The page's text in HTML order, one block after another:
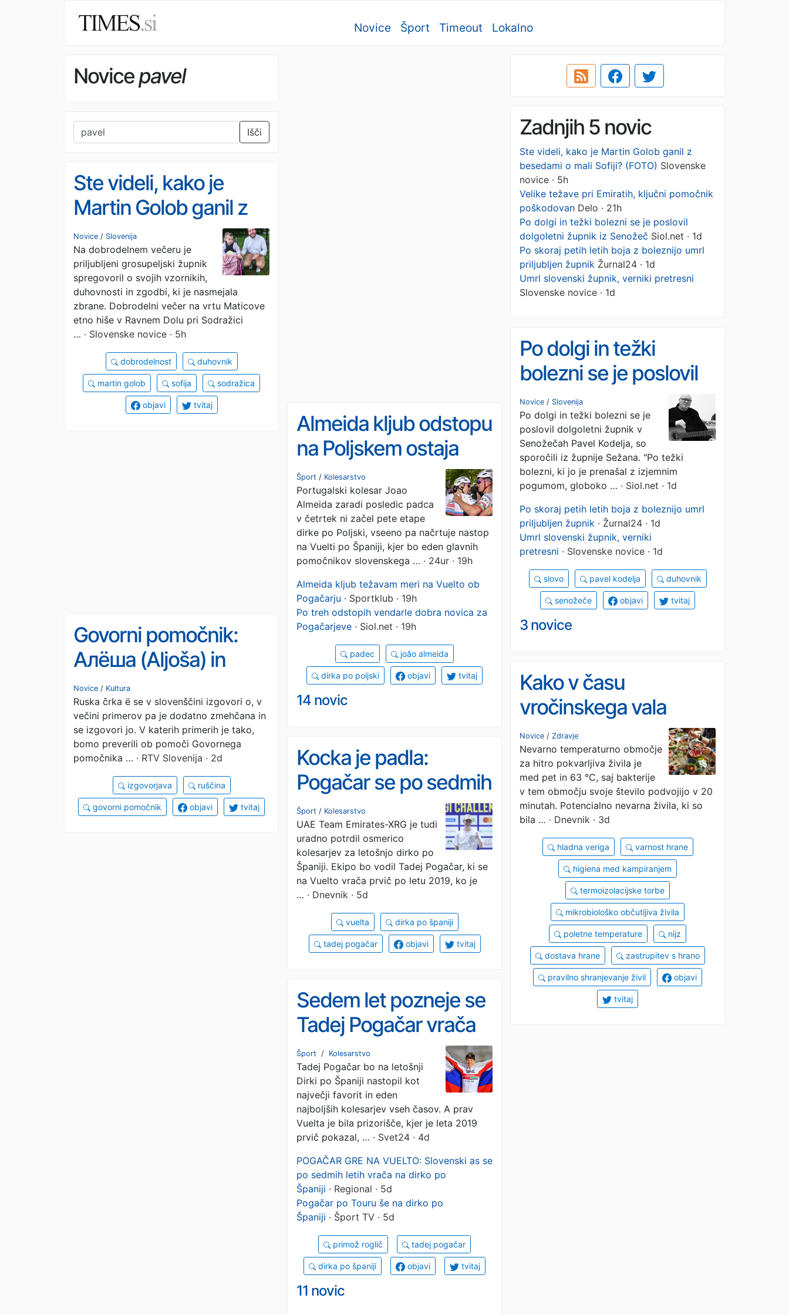
Novice Šport Timeout Lokalno
Novicepavel
Išči Zadnjih 5 novic
Ste videli, kako je Martin Golob ganil z
besedami o mali Sofiji? (FOTO) Slovenske
novice · 5h
Velike težave pri Emiratih, ključni pomočnik
poškodovan Delo · 21h
Po dolgi in težki bolezni se je poslovil
dolgoletni župnik iz Senožeč Siol.net · 1d
Po skoraj petih letih boja z boleznijo umrl
priljubljen župnik Žurnal24 · 1d
Umrl slovenski župnik, verniki pretresni
Slovenske novice · 1d
Ste videli, kako je
Martin Golob ganil z
besedami o mali
Sofiji? (FOTO)
Novice / Slovenija
Na dobrodelnem večeru je
priljubljeni grosupeljski župnik
spregovoril o svojih vzornikih,
duhovnosti in zgodbi, ki je nasmejala
zbrane. Dobrodelni večer na vrtu Maticove
etno hiše v Ravnem Dolu pri Sodražici
… · Slovenske novice · 5h
dobrodelnost duhovnik
martin golob sofija sodražica
objavi tvitaj
Po dolgi in težki
bolezni se je poslovil
dolgoletni župnik iz
Senožeč
Novice / Slovenija
Po dolgi in težki bolezni se je
poslovil dolgoletni župnik v
Senožečah Pavel Kodelja, so
sporočili iz župnije Sežana. "Po težki
bolezni, ki jo je prenašal z izjemnim
pogumom, globoko … · Siol.net · 1d
Po skoraj petih letih boja z boleznijo umrl
priljubljen župnik · Žurnal24 · 1d
Umrl slovenski župnik, verniki
pretresni · Slovenske novice · 1d
slovo pavel kodelja duhovnik
senožeče objavi tvitaj
3 novice
Almeida kljub odstopu
na Poljskem ostaja
pomočnik Pogačarja v
Španiji
Šport / Kolesarstvo
Portugalski kolesar Joao
Almeida zaradi posledic padca
v četrtek ni začel pete etape
dirke po Poljski, vseeno pa načrtuje nastop
na Vuelti po Španiji, kjer bo eden glavnih
pomočnikov slovenskega … · 24ur · 19h
Almeida kljub težavam meri na Vuelto ob
Pogačarju · Sportklub · 19h
Po treh odstopih vendarle dobra novica za
Pogačarjeve · Siol.net · 19h
padec joão almeida
dirka po poljski objavi tvitaj
14 novic
Govorni pomočnik:
Алёша (Aljoša) in
Горбачёв (Gorbačov),
ista črka (ё) in različen
izgovor
Novice / Kultura
Ruska črka ë se v slovenščini izgovori o, v
večini primerov pa je dodatno zmehčana in
se izgovori jo. V katerih primerih je tako,
bomo preverili ob pomoči Govornega
pomočnika … · RTV Slovenija · 2d
izgovorjava ruščina
govorni pomočnik objavi tvitaj
Kako v času
vročinskega vala
pravilno ravnati s
hrano?
Novice / Zdravje
Nevarno temperaturno območje
za hitro pokvarljiva živila je
med pet in 63 °C, saj bakterije
v tem območju svoje število podvojijo v 20
minutah. Potencialno nevarna živila, ki so
bila … · Dnevnik · 3d
hladna veriga varnost hrane
higiena med kampiranjem
termoizolacijske torbe
mikrobiološko občutljiva živila
poletne temperature nijz
dostava hrane zastrupitev s hrano
pravilno shranjevanje živil objavi
tvitaj
Kocka je padla:
Pogačar se po sedmih
letih vrača na špansko
pentljo
Šport / Kolesarstvo
UAE Team Emirates-XRG je tudi
uradno potrdil osmerico
kolesarjev za letošnjo dirko po
Španiji. Ekipo bo vodil Tadej Pogačar, ki se
na Vuelto vrača prvič po letu 2019, ko je
… · Dnevnik · 5d
vuelta dirka po španiji
tadej pogačar objavi tvitaj
Sedem let pozneje se
Tadej Pogačar vrača
tja, kjer se je vse
začelo
Šport / Kolesarstvo
Tadej Pogačar bo na letošnji
Dirki po Španiji nastopil kot
največji favorit in eden
najboljših kolesarjev vseh časov. A prav
Vuelta je bila prizorišče, kjer je leta 2019
prvič pokazal, … · Svet24 · 4d
POGAČAR GRE NA VUELTO: Slovenski as se
po sedmih letih vrača na dirko po
Španiji · Regional · 5d
Pogačar po Touru še na dirko po
Španiji · Šport TV · 5d
primož roglič tadej pogačar
dirka po španiji objavi tvitaj
11 novic